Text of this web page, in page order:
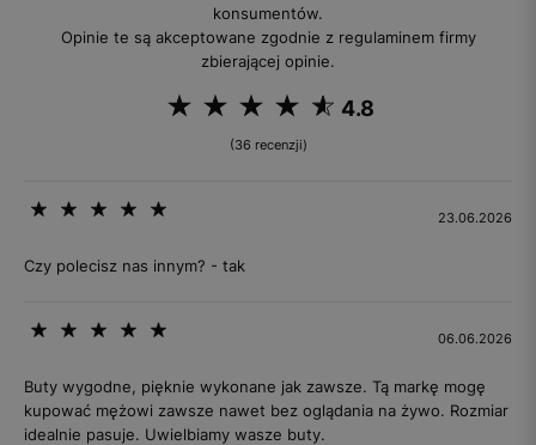
konsumentów.
Opinie te są akceptowane zgodnie z regulaminem firmy
zbierającej opinie.
4.8
(36 recenzji)
23.06.2026
Czy polecisz nas innym? - tak
06.06.2026
Buty wygodne, pięknie wykonane jak zawsze. Tą markę mogę
kupować mężowi zawsze nawet bez oglądania na żywo. Rozmiar
idealnie pasuje. Uwielbiamy wasze buty.